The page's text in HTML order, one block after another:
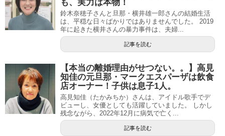
も、実力は本物！
鈴木奈穂子さんと旦那・横井雄一郎さんの結婚生活
は、平穏な日々ばかりではありませんでした。 2019
年に起きた横井さんの暴力事件は、夫婦...
記事を読む
【本当の離婚理由がせつない。。】高見
知佳の元旦那・マークエスパーザは飲食
店オーナー！子供は息子1人。
高見知佳（たかみちか）さんは、アイドル歌手でデ
ビューし、女優としても活躍していました。 しかし
残念ながら、2022年12月に病気で亡く...
記事を読む